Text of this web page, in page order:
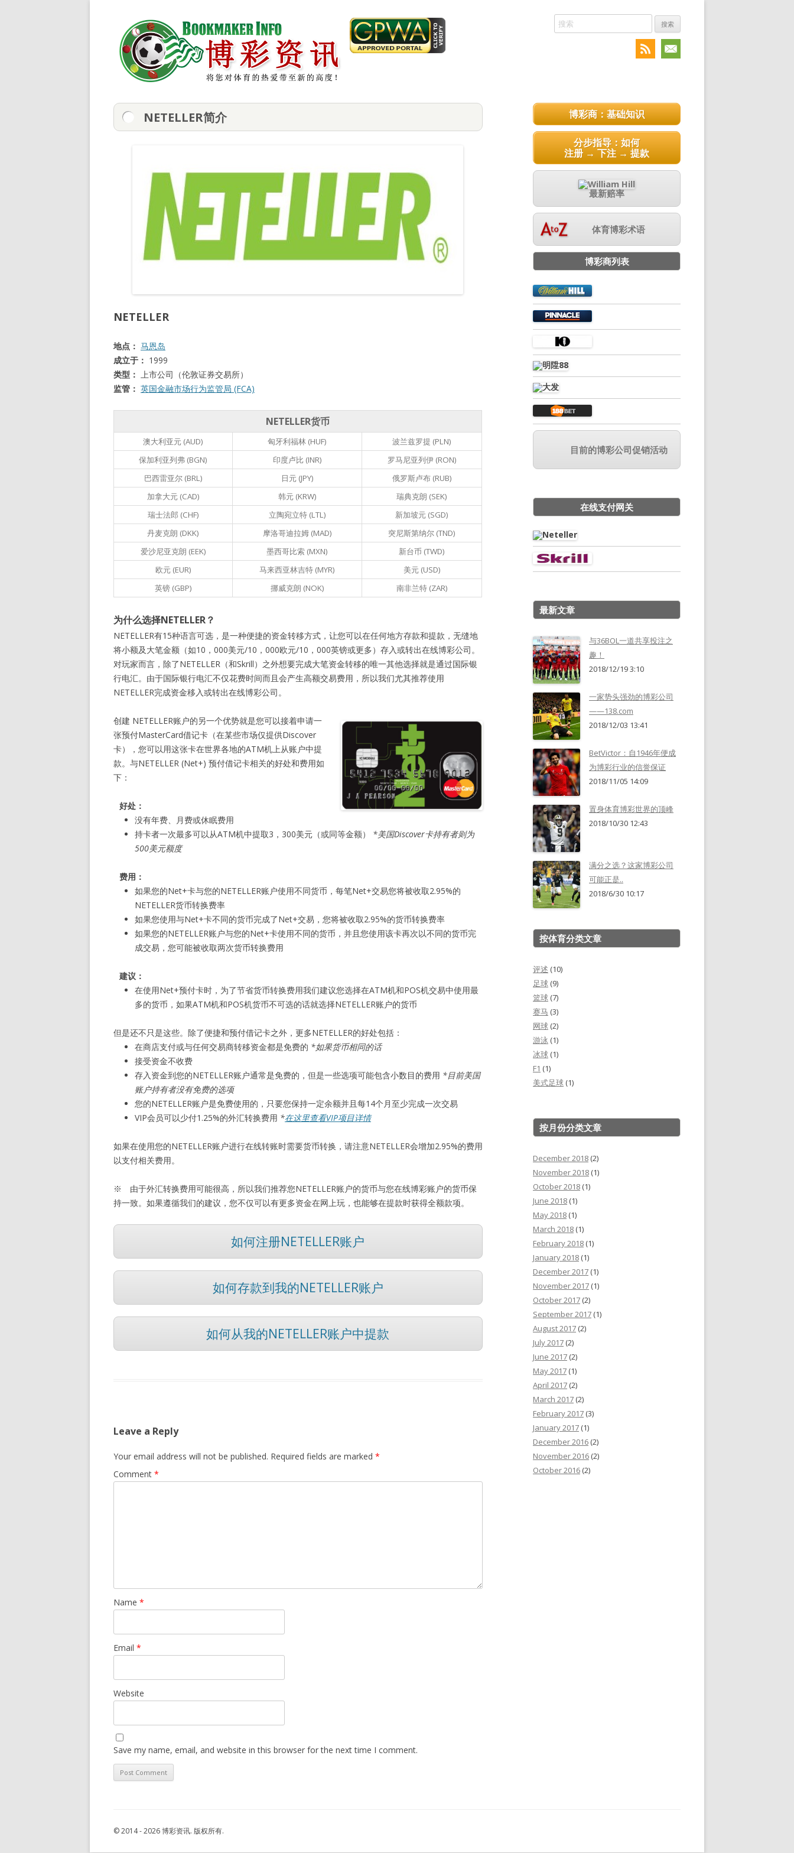
搜
索:
NETELLER简介
NETELLER
地点： 马恩岛
成立于： 1999
类型：
上市公司（伦敦证券交易所）
监管： 英国金融市场行为监管局 (FCA)
NETELLER货币
澳大利亚元 (AUD) 匈牙利福林 (HUF)
波兰兹罗提 (PLN)
保加利亚列弗 (BGN)
印度卢比 (INR)
罗马尼亚列伊 (RON)
巴西雷亚尔 (BRL)
日元 (JPY)
俄罗斯卢布 (RUB)
加拿大元 (CAD)
韩元 (KRW)
瑞典克朗 (SEK)
瑞士法郎 (CHF)
立陶宛立特 (LTL)
新加坡元 (SGD)
丹麦克朗 (DKK)
摩洛哥迪拉姆 (MAD)
突尼斯第纳尔 (TND)
爱沙尼亚克朗 (EEK)
墨西哥比索 (MXN)
新台币 (TWD)
欧元 (EUR)
马来西亚林吉特 (MYR)
美元 (USD)
英镑 (GBP)
挪威克朗 (NOK) 南非兰特 (ZAR)
为什么选择NETELLER？
NETELLER有15种语言可选，是一种便捷的资金转移方式，让您可以在任何地方存款和提款，无缝地
将小额及大笔金额（如10，000美元/10，000欧元/10，000英镑或更多）存入或转出在线博彩公司。
对玩家而言，除了NETELLER（和Skrill）之外想要完成大笔资金转移的唯一其他选择就是通过国际银
行电汇。由于国际银行电汇不仅花费时间而且会产生高额交易费用，所以我们尤其推荐使用
NETELLER完成资金移入或转出在线博彩公司。
创建 NETELLER账户的另一个优势就是您可以接着申请一
张预付MasterCard借记卡（在某些市场仅提供Discover
卡），您可以用这张卡在世界各地的ATM机上从账户中提
款。与NETELLER (Net+) 预付借记卡相关的好处和费用如
下：
好处：
没有年费、月费或休眠费用
持卡者一次最多可以从ATM机中提取3，300美元（或同等金额） *美国Discover卡持有者则为
500美元额度
费用：
如果您的Net+卡与您的NETELLER账户使用不同货币，每笔Net+交易您将被收取2.95%的
NETELLER货币转换费率
如果您使用与Net+卡不同的货币完成了Net+交易，您将被收取2.95%的货币转换费率
如果您的NETELLER账户与您的Net+卡使用不同的货币，并且您使用该卡再次以不同的货币完
成交易，您可能被收取两次货币转换费用
建议：
在使用Net+预付卡时，为了节省货币转换费用我们建议您选择在ATM机和POS机交易中使用最
多的货币，如果ATM机和POS机货币不可选的话就选择NETELLER账户的货币
但是还不只是这些。除了便捷和预付借记卡之外，更多NETELLER的好处包括：
在商店支付或与任何交易商转移资金都是免费的 *如果货币相同的话
接受资金不收费
存入资金到您的NETELLER账户通常是免费的，但是一些选项可能包含小数目的费用 *目前美国
账户持有者没有免费的选项
您的NETELLER账户是免费使用的，只要您保持一定余额并且每14个月至少完成一次交易
VIP会员可以少付1.25%的外汇转换费用 *在这里查看VIP项目详情
如果在使用您的NETELLER账户进行在线转账时需要货币转换，请注意NETELLER会增加2.95%的费用
以支付相关费用。
※ 由于外汇转换费用可能很高，所以我们推荐您NETELLER账户的货币与您在线博彩账户的货币保
持一致。如果遵循我们的建议，您不仅可以有更多资金在网上玩，也能够在提款时获得全额款项。
如何注册NETELLER账户
如何存款到我的NETELLER账户
如何从我的NETELLER账户中提款
Leave a Reply
Your email address will not be published. Required fields are marked *
Comment *
Name *
Email *
Website
Save my name, email, and website in this browser for the next time I comment.
博彩商：基础知识
分步指导：如何
注册 → 下注 → 提款
最新赔率
体育博彩术语
博彩商列表
目前的博彩公司促销活动
在线支付网关
最新文章
与36BOL一道共享投注之
趣！
2018/12/19 3:10
一家势头强劲的博彩公司
——138.com
2018/12/03 13:41
BetVictor：自1946年便成
为博彩行业的信誉保证
2018/11/05 14:09
置身体育博彩世界的顶峰
2018/10/30 12:43
满分之选？这家博彩公司
可能正是..
2018/6/30 10:17
按体育分类文章
评述 (10)
足球 (9)
篮球 (7)
赛马 (3)
网球 (2)
游泳 (1)
冰球 (1)
F1 (1)
美式足球 (1)
按月份分类文章
December 2018 (2)
November 2018 (1)
October 2018 (1)
June 2018 (1)
May 2018 (1)
March 2018 (1)
February 2018 (1)
January 2018 (1)
December 2017 (1)
November 2017 (1)
October 2017 (2)
September 2017 (1)
August 2017 (2)
July 2017 (2)
June 2017 (2)
May 2017 (1)
April 2017 (2)
March 2017 (2)
February 2017 (3)
January 2017 (1)
December 2016 (2)
November 2016 (2)
October 2016 (2)
© 2014 - 2026 博彩资讯. 版权所有.